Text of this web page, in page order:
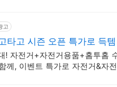
고
타고 시즌 오픈 특가로 득템
! 자전거+자전거용품+홈투홈
께, 이벤트 특가로 자전거&자